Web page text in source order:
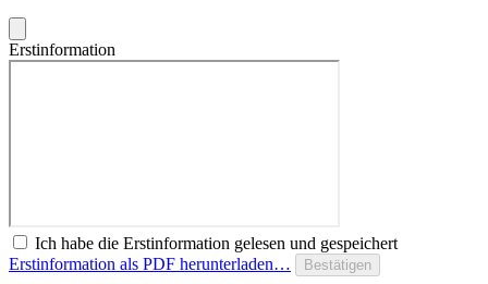
Erstinformation
Ich habe die Erstinformation gelesen und gespeichert
Erstinformation als PDF herunterladen…
Bestätigen